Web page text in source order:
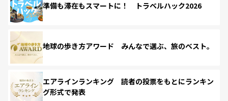
準備も滞在もスマートに！ トラベルハック2026
地球の歩き方アワード みんなで選ぶ、旅のベスト。
エアラインランキング 読者の投票をもとにランキン
グ形式で発表